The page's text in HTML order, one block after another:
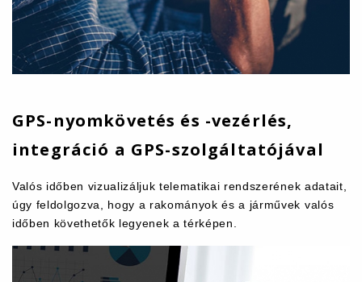
GPS-nyomkövetés és -vezérlés,
integráció a GPS-szolgáltatójával
Valós időben vizualizáljuk telematikai rendszerének adatait,
úgy feldolgozva, hogy a rakományok és a járművek valós
időben követhetők legyenek a térképen.